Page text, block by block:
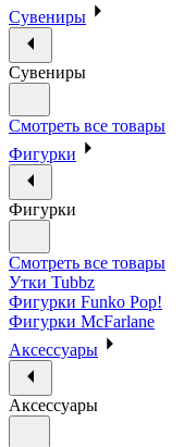
Сувениры
Сувениры
Смотреть все товары
Фигурки
Фигурки
Смотреть все товары
Утки Tubbz
Фигурки Funko Pop!
Фигурки McFarlane
Аксессуары
Аксессуары